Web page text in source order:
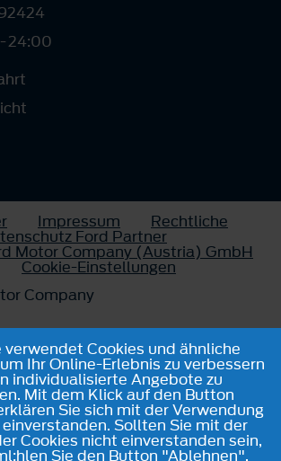
-24:00
Impressum Rechtliche
Ford Partner
Motor Company (Austria) GmbH
Cookie-Einstellungen
Company
verwendet Cookies und ähnliche
Ihr Online-Erlebnis zu verbessern
individualisierte Angebote zu
Mit dem Klick auf den Button
Sie sich mit der Verwendung
Sollten Sie mit der
Cookies nicht einverstanden sein,
Sie den Button "Ablehnen".